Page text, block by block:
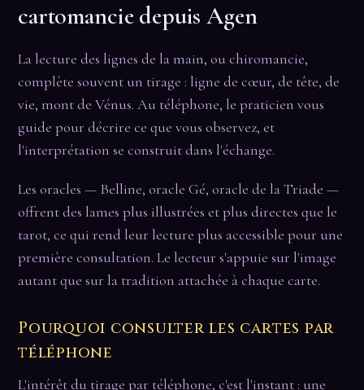
cartomancie depuis Agen
La lecture des lignes de la main, ou chiromancie,
complète souvent un tirage : ligne de cœur, de tête, de
vie, mont de Vénus. Au téléphone, le praticien vous
guide pour décrire ce que vous observez, et
l'interprétation se construit dans l'échange.
Les oracles — Belline, oracle Gé, oracle de la Triade —
offrent des lames plus illustrées et plus directes que le
tarot, ce qui rend leur lecture plus accessible pour une
première consultation. Le lecteur s'appuie sur l'image
autant que sur la tradition attachée à chaque carte.
Pourquoi consulter les cartes par
téléphone
L'intérêt du tirage par téléphone, c'est l'instant : une